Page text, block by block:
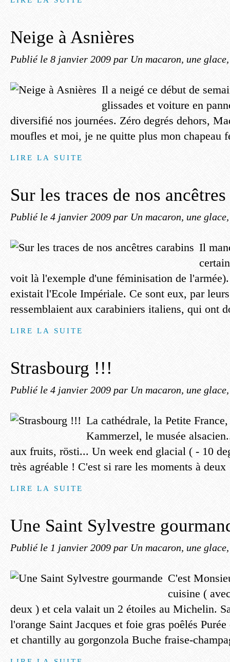
Neige à Asnières
Publié le 8 janvier 2009 par Un macaron, une
Il a neigé ce début de
glissades et voiture en
diversifié nos journées. Zéro degrés dehors,
moufles et moi, je ne quitte plus mon chapeau
LIRE LA SUITE
Sur les traces de nos
Publié le 4 janvier 2009 par Un macaron, une
Il
voit là l'exemple d'une féminisation de
existait l'Ecole Impériale. Ce sont eux, par
ressemblaient aux carabiniers italiens, qui ont
LIRE LA SUITE
Strasbourg !!!
Publié le 4 janvier 2009 par Un macaron, une
La cathédrale, la Petite
Kammerzel, le musée
aux fruits, rösti... Un week end glacial ( - 10
très agréable ! C'est si rare les moments à deux
LIRE LA SUITE
Une Saint Sylvestre
Publié le 1 janvier 2009 par Un macaron, une
C'est
cuisine (
deux ) et cela valait un 2 étoiles au Michelin.
l'orange Saint Jacques et foie gras poêlés
et chantilly au gorgonzola Buche fraise-